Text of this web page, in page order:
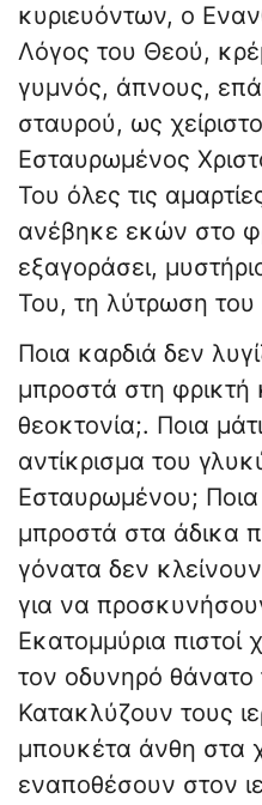
κυριευόντων, ο
Λόγος του Θεού,
γυμνός, άπνους,
σταυρού, ως
Εσταυρωμένος
Του όλες τις
ανέβηκε εκών στο
εξαγοράσει,
Του, τη λύτρωση
Ποια καρδιά δεν
μπροστά στη φρικτή
θεοκτονία;. Ποια
αντίκρισμα του
Εσταυρωμένου;
μπροστά στα άδικα
γόνατα δεν
για να
Εκατομμύρια πιστοί
τον οδυνηρό θάνατο
Κατακλύζουν τους
μπουκέτα άνθη στα
εναποθέσουν στον